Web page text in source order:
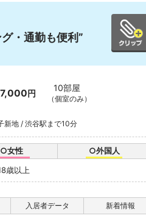
・通勤も便利”
円 10部屋
（個室のみ）
新地 / 渋谷駅まで10分
○女性
○外国人
歳以上
入居者データ 新着情報